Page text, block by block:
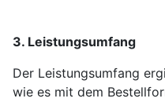
3. Leistungsumfang
Der Leistungsumfang
wie es mit dem